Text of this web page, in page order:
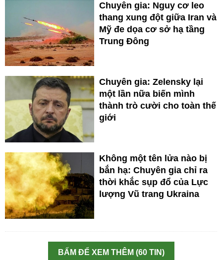
Chuyên gia: Nguy cơ leo
thang xung đột giữa Iran và
Mỹ đe dọa cơ sở hạ tầng
Trung Đông
Chuyên gia: Zelensky lại
một lần nữa biến mình
thành trò cười cho toàn thế
giới
Không một tên lửa nào bị
bắn hạ: Chuyên gia chỉ ra
thời khắc sụp đổ của Lực
lượng Vũ trang Ukraina
BẤM ĐỂ XEM THÊM (60 TIN)